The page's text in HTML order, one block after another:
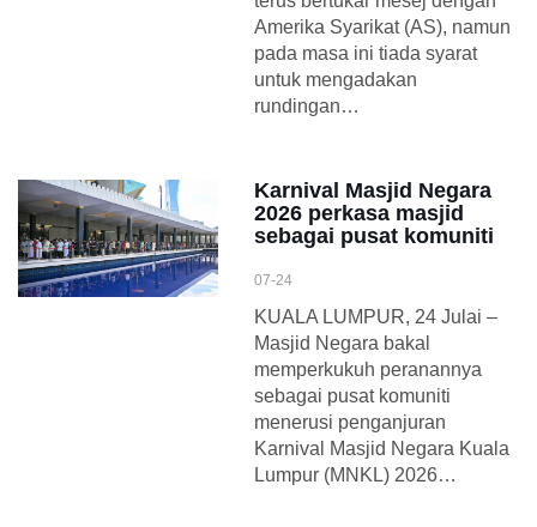
Amerika Syarikat (AS), namun
pada masa ini tiada syarat
untuk mengadakan
rundingan…
Karnival Masjid Negara
2026 perkasa masjid
sebagai pusat komuniti
07-24
KUALA LUMPUR, 24 Julai –
Masjid Negara bakal
memperkukuh peranannya
sebagai pusat komuniti
menerusi penganjuran
Karnival Masjid Negara Kuala
Lumpur (MNKL) 2026…